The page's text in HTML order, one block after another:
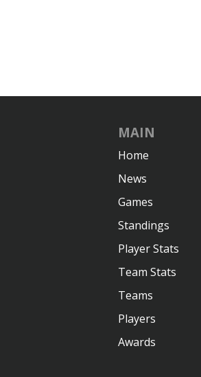
MAIN
Home
News
Games
Standings
Player Stats
Team Stats
Teams
Players
Awards